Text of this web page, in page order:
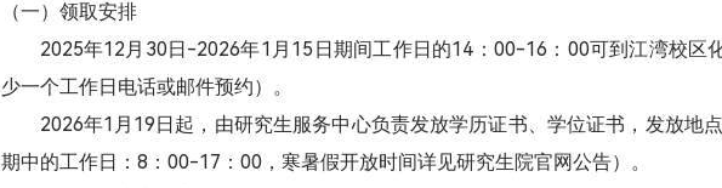
（一）领取安排
2025年12月 30 日 -2026年1 月 15 日期间工作日的14 ： 00-16 ： 00可到江湾校区
少一个工作日电话或邮件预约）。
2026年1 月 19 日起，由研究生服务中心负责发放学历证书、学位证书，发放地
期中的工作日： 8 ： 00-17 ： 00 ，寒暑假开放时间详见研究生院官网公告）。